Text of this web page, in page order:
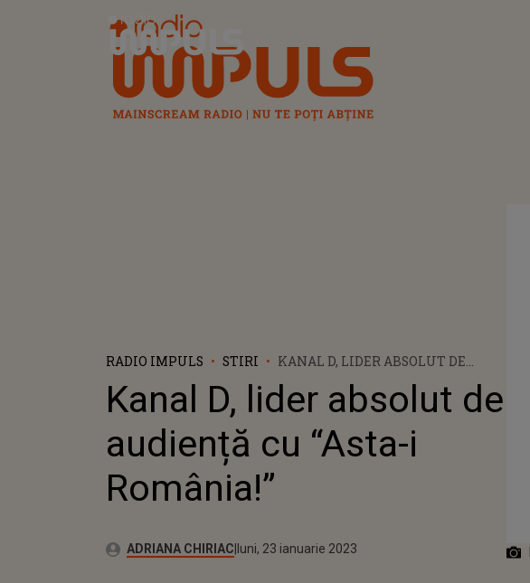
Radio Impuls
RADIO IMPULS STIRI
KANAL D, LIDER ABSOLUT DE
Kanal D, lider absolut de
audiență cu “Asta-i
România!”
Autor:ADRIANA CHIRIACPublicat:
luni, 23 ianuarie 2023
Actualizat:
luni, 23 ianuarie 2023